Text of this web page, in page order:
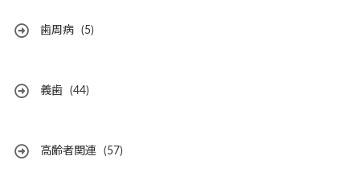
歯周病 (5)
義歯 (44)
高齢者関連 (57)